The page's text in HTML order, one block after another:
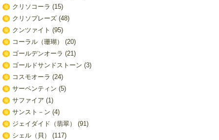
クリソコーラ (15)
クリソプレーズ(48)
クンツァイト (95)
コーラル（珊瑚）
(20)
ゴールデンオーラ (21)
ゴールドサンドストーン (3)
コスモオーラ (24)
サーペンティン (5)
サファイア (1)
サンスト－ン (4)
ジェイダイド（翡翠）
(91)
シェル（貝）
(117)